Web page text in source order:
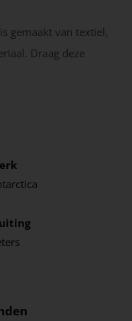
gemaakt van textiel,
Draag deze